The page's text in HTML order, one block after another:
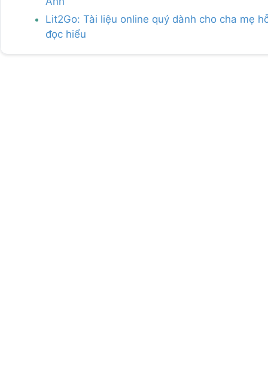
Lit2Go: Tài liệu online quý dành cho cha mẹ
đọc hiểu